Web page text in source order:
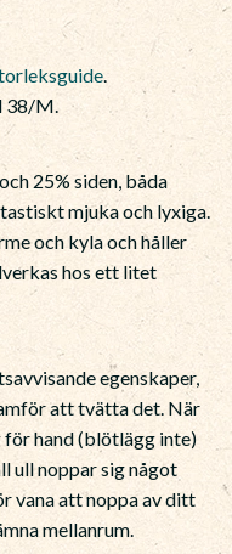
.
38/M.
25% siden, båda
mjuka och lyxiga.
och kyla och håller
hos ett litet
egenskaper,
att tvätta det. När
hand (blötlägg inte)
ull noppar sig något
vana att noppa av ditt
mellanrum.